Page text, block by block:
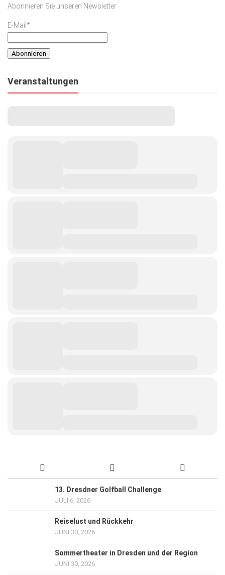
Lifestyle
Ausflug & Reise
Abonnieren Sie unseren Newsletter
E-Mail*
Veranstaltungen
13. Dresdner Golfball Challenge
JULI 6, 2026
Reiselust und Rückkehr
JUNI 30, 2026
Sommertheater in Dresden und der Region
JUNI 30, 2026